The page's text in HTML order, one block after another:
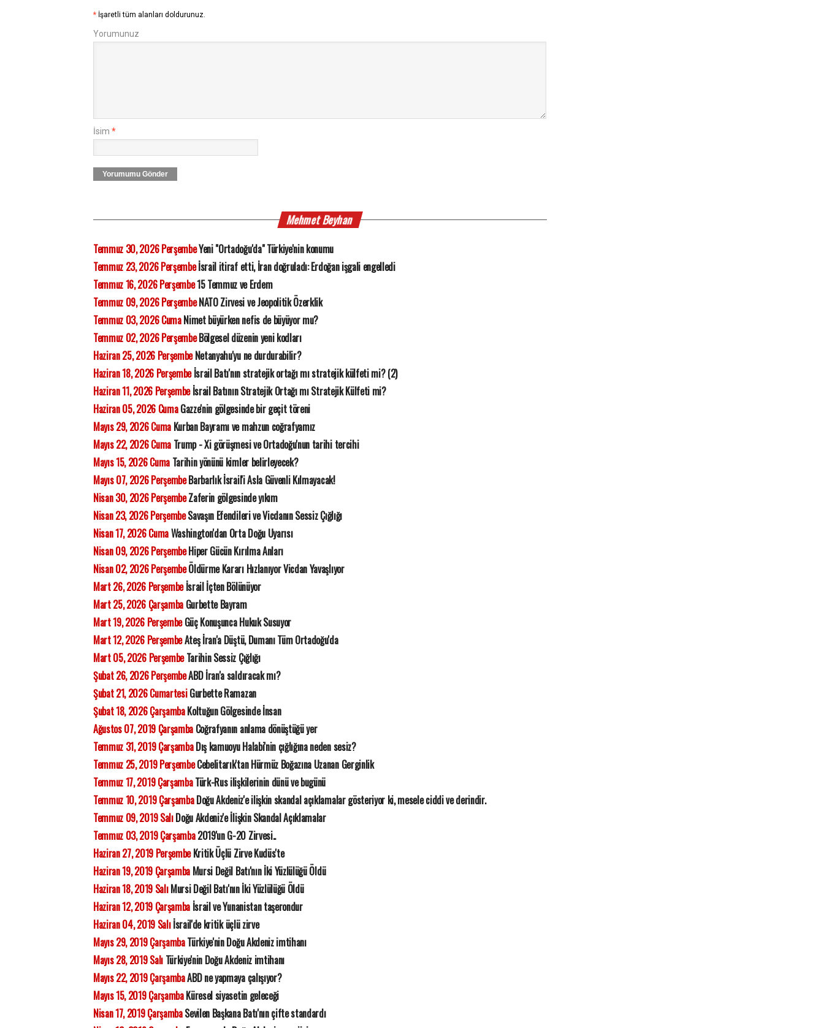
* İşaretli tüm alanları doldurunuz.
Yorumunuz
İsim *
Yorumumu Gönder
Mehmet Beyhan
Temmuz 30, 2026 PerşembeYeni "Ortadoğu'da" Türkiye'nin konumu
Temmuz 23, 2026 Perşembeİsrail itiraf etti, İran doğruladı: Erdoğan işgali engelledi
Temmuz 16, 2026 Perşembe15 Temmuz ve Erdem
Temmuz 09, 2026 PerşembeNATO Zirvesi ve Jeopolitik Özerklik
Temmuz 03, 2026 CumaNimet büyürken nefis de büyüyor mu?
Temmuz 02, 2026 PerşembeBölgesel düzenin yeni kodları
Haziran 25, 2026 PerşembeNetanyahu'yu ne durdurabilir?
Haziran 18, 2026 Perşembeİsrail Batı'nın stratejik ortağı mı stratejik külfeti mi? (2)
Haziran 11, 2026 Perşembeİsrail Batının Stratejik Ortağı mı Stratejik Külfeti mi?
Haziran 05, 2026 CumaGazze'nin gölgesinde bir geçit töreni
Mayıs 29, 2026 CumaKurban Bayramı ve mahzun coğrafyamız
Mayıs 22, 2026 CumaTrump - Xi görüşmesi ve Ortadoğu'nun tarihi tercihi
Mayıs 15, 2026 CumaTarihin yönünü kimler belirleyecek?
Mayıs 07, 2026 PerşembeBarbarlık İsrail'i Asla Güvenli Kılmayacak!
Nisan 30, 2026 PerşembeZaferin gölgesinde yıkım
Nisan 23, 2026 PerşembeSavaşın Efendileri ve Vicdanın Sessiz Çığlığı
Nisan 17, 2026 CumaWashington'dan Orta Doğu Uyarısı
Nisan 09, 2026 PerşembeHiper Gücün Kırılma Anları
Nisan 02, 2026 PerşembeÖldürme Kararı Hızlanıyor Vicdan Yavaşlıyor
Mart 26, 2026 Perşembeİsrail İçten Bölünüyor
Mart 25, 2026 ÇarşambaGurbette Bayram
Mart 19, 2026 PerşembeGüç Konuşunca Hukuk Susuyor
Mart 12, 2026 PerşembeAteş İran'a Düştü, Dumanı Tüm Ortadoğu'da
Mart 05, 2026 PerşembeTarihin Sessiz Çığlığı
Şubat 26, 2026 PerşembeABD İran'a saldıracak mı?
Şubat 21, 2026 CumartesiGurbette Ramazan
Şubat 18, 2026 ÇarşambaKoltuğun Gölgesinde İnsan
Ağustos 07, 2019 Çarşamba Coğrafyanın anlama dönüştüğü yer
Temmuz 31, 2019 ÇarşambaDış kamuoyu Halabi'nin çığlığına neden sesiz?
Temmuz 25, 2019 PerşembeCebelitarık'tan Hürmüz Boğazına Uzanan Gerginlik
Temmuz 17, 2019 ÇarşambaTürk-Rus ilişkilerinin dünü ve bugünü
Temmuz 10, 2019 ÇarşambaDoğu Akdeniz'e ilişkin skandal açıklamalar gösteriyor ki, mesele ciddi ve derindir.
Temmuz 09, 2019 SalıDoğu Akdeniz'e İlişkin Skandal Açıklamalar
Temmuz 03, 2019 Çarşamba2019'un G-20 Zirvesi..
Haziran 27, 2019 PerşembeKritik Üçlü Zirve Kudüs'te
Haziran 19, 2019 Çarşamba Mursi Değil Batı'nın İki Yüzlülüğü Öldü
Haziran 18, 2019 SalıMursi Değil Batı'nın İki Yüzlülüğü Öldü
Haziran 12, 2019 Çarşamba İsrail ve Yunanistan taşerondur
Haziran 04, 2019 Salıİsrail'de kritik üçlü zirve
Mayıs 29, 2019 ÇarşambaTürkiye'nin Doğu Akdeniz imtihanı
Mayıs 28, 2019 SalıTürkiye'nin Doğu Akdeniz imtihanı
Mayıs 22, 2019 ÇarşambaABD ne yapmaya çalışıyor?
Mayıs 15, 2019 ÇarşambaKüresel siyasetin geleceği
Nisan 17, 2019 ÇarşambaSevilen Başkana Batı'nın çifte standardı